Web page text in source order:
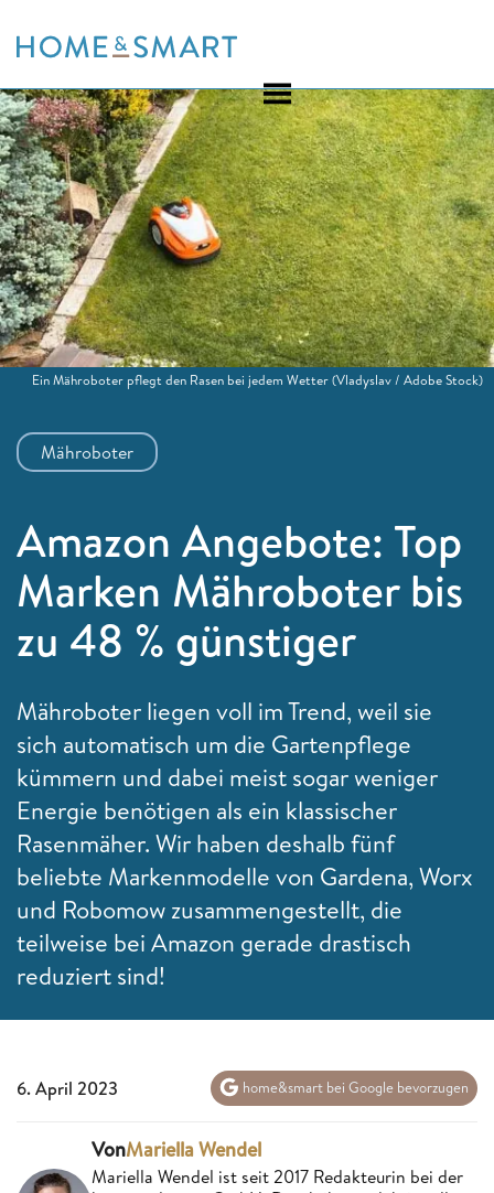
to
Mähroboter
Amazon Angebote: Top
Marken Mähroboter bis
zu 48 % günstiger
Mähroboter liegen voll im Trend, weil sie
sich automatisch um die Gartenpflege
kümmern und dabei meist sogar weniger
Energie benötigen als ein klassischer
Rasenmäher. Wir haben deshalb fünf
beliebte Markenmodelle von Gardena, Worx
und Robomow zusammengestellt, die
teilweise bei Amazon gerade drastisch
reduziert sind!
Ein Mähroboter pflegt den Rasen bei jedem Wetter(Vladyslav / Adobe Stock)
6. April 2023 home&smart bei Google bevorzugen
VonMariella Wendel
Mariella Wendel ist seit 2017 Redakteurin bei der